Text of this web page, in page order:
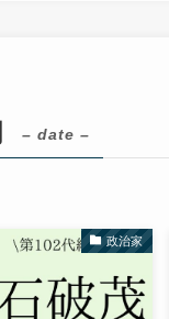
– date –
政治家